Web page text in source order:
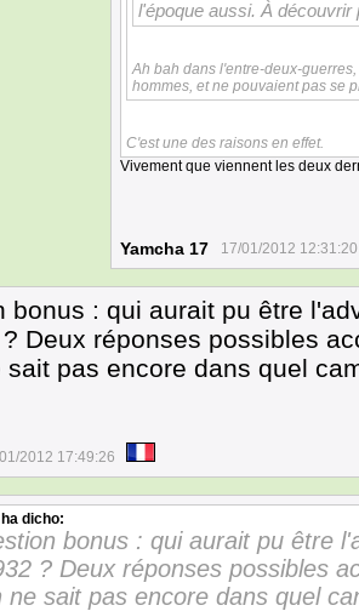
l'époque aussi. À
Ah bah dans l'entre-deux-
hommes, et ne pouvaient pas se
C'est une des raisons en effet.
Vivement que viennent les deux
Yamcha 17 17/01/2012 12:31:20
bonus : qui aurait pu être
Deux réponses possibles
sait pas encore dans quel
2012 17:49:26
ha dicho:
bonus : qui aurait pu être
? Deux réponses possibles
ne sait pas encore dans quel